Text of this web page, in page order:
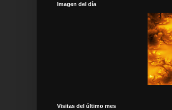
Imagen del día
Visitas del último mes